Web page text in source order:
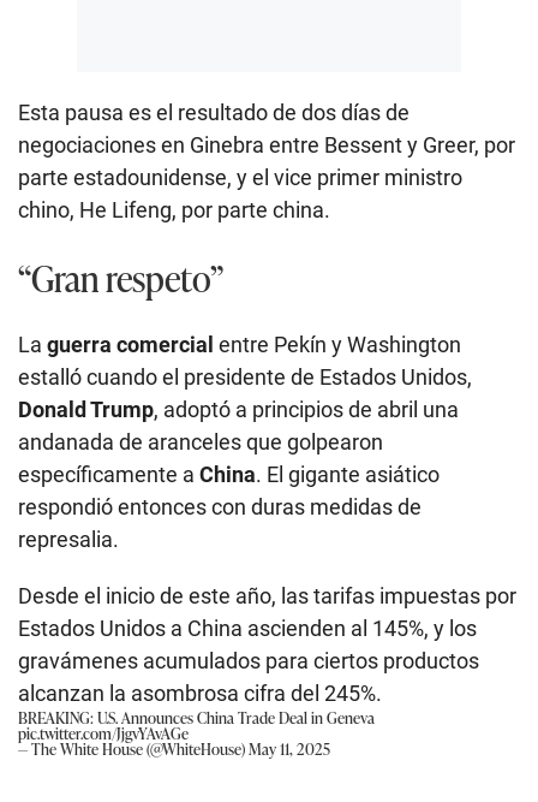
Esta pausa es el resultado de dos días de
negociaciones en Ginebra entre Bessent y Greer, por
parte estadounidense, y el vice primer ministro
chino, He Lifeng, por parte china.
“Gran respeto”
La guerra comercial entre Pekín y Washington
estalló cuando el presidente de Estados Unidos,
Donald Trump, adoptó a principios de abril una
andanada de aranceles que golpearon
específicamente a China. El gigante asiático
respondió entonces con duras medidas de
represalia.
Desde el inicio de este año, las tarifas impuestas por
Estados Unidos a China ascienden al 145%, y los
gravámenes acumulados para ciertos productos
alcanzan la asombrosa cifra del 245%.
BREAKING: U.S. Announces China Trade Deal in Geneva
pic.twitter.com/JjgvYAvAGe
— The White House (@WhiteHouse)May 11, 2025